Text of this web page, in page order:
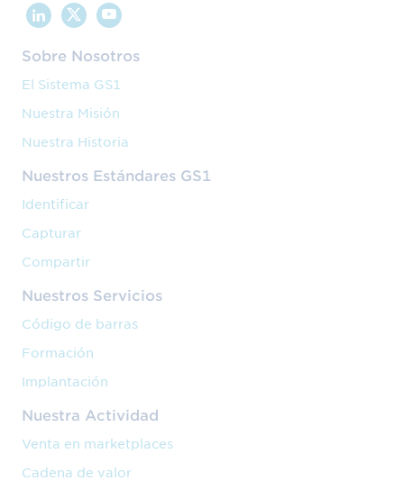
Sobre Nosotros
El Sistema GS1
Nuestra Misión
Nuestra Historia
Nuestros Estándares GS1
Identificar
Capturar
Compartir
Nuestros Servicios
Código de barras
Formación
Implantación
Nuestra Actividad
Venta en marketplaces
Cadena de valor